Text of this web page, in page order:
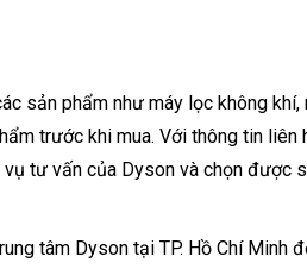
sản phẩm như máy lọc không
trước khi mua. Với thông tin
tư vấn của Dyson và chọn được
tâm Dyson tại TP. Hồ Chí Minh